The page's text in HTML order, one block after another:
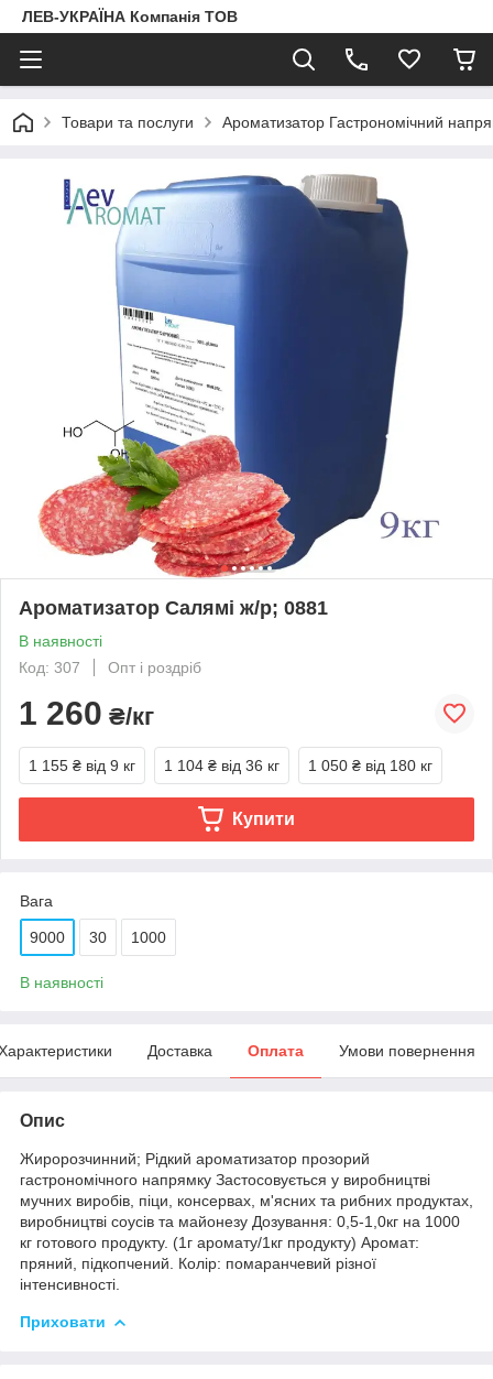
ЛЕВ-УКРАЇНА Компанія ТОВ
Товари та послуги Ароматизатор Гастрономічний
Ароматизатор Салямі ж/р; 0881
В наявності
Код: 307
Опт і роздріб
1 260 ₴/кг
1 155 ₴ від 9 кг 1 104 ₴ від 36 кг 1 050 ₴ від 180 кг
Купити
Вага
9000 30 1000
В наявності
Доставка Оплата Умови повернення
Опис
Жиророзчинний; Рідкий ароматизатор прозорий
гастрономічного напрямку Застосовується у виробництві
мучних виробів, піци, консервах, м'ясних та рибних продуктах,
виробництві соусів та майонезу Дозування: 0,5-1,0кг на 1000
кг готового продукту. (1г аромату/1кг продукту) Аромат:
пряний, підкопчений. Колір: помаранчевий різної
інтенсивності.
Приховати